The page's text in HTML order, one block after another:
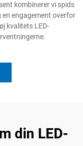
kombinerer vi spids
engagement overfor
kvalitets LED-
din LED-